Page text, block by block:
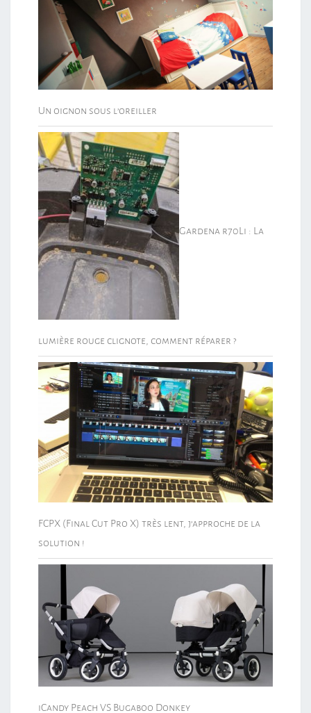
Un oignon sous l’oreiller
Gardena r70Li : La
lumière rouge clignote, comment réparer ?
FCPX (Final Cut Pro X) très lent, j’approche de la
solution !
iCandy Peach VS Bugaboo Donkey